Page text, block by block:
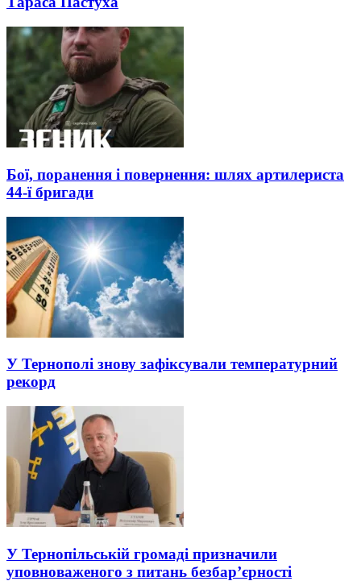
Бої, поранення і повернення: шлях артилериста
44-ї бригади
У Тернополі знову зафіксували температурний
рекорд
У Тернопільській громаді призначили
уповноваженого з питань безбар’єрності